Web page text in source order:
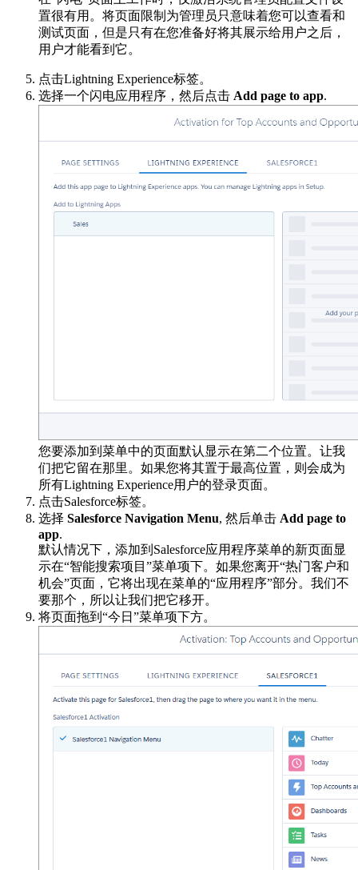
置很有用。将页面限制为管理员只意味着您可以查看和
测试页面，但是只有在您准备好将其展示给用户之后，
用户才能看到它。
点击Lightning Experience标签。
选择一个闪电应用程序，然后点击 Add page to app.
您要添加到菜单中的页面默认显示在第二个位置。让我
们把它留在那里。如果您将其置于最高位置，则会成为
所有Lightning Experience用户的登录页面。
点击Salesforce标签。
选择 Salesforce Navigation Menu, 然后单击 Add page to
app.
默认情况下，添加到Salesforce应用程序菜单的新页面显
示在“智能搜索项目”菜单项下。如果您离开“热门客户和
机会”页面，它将出现在菜单的“应用程序”部分。我们不
要那个，所以让我们把它移开。
将页面拖到“今日”菜单项下方。